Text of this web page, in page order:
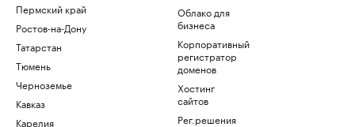
Пермский край
Ростов-на-Дону
Татарстан
Тюмень
Черноземье
Кавказ
Карелия
Облако для
бизнеса
Корпоративный
регистратор
доменов
Хостинг
сайтов
Рег.решения